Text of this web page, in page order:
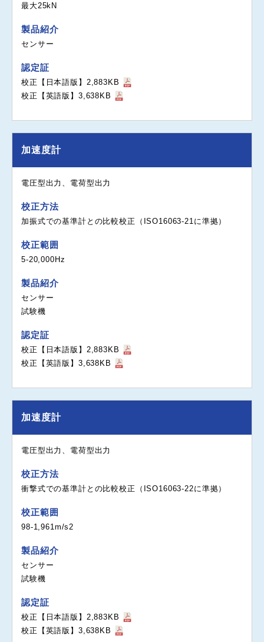
最大25kN
製品紹介
センサー
認定証
校正【日本語版】2,883KB
校正【英語版】3,638KB
加速度計
電圧型出力、電荷型出力
校正方法
加振式での基準計との比較校正（ISO16063-21に準拠）
校正範囲
5-20,000Hz
製品紹介
センサー
試験機
認定証
校正【日本語版】2,883KB
校正【英語版】3,638KB
加速度計
電圧型出力、電荷型出力
校正方法
衝撃式での基準計との比較校正（ISO16063-22に準拠）
校正範囲
98-1,961m/s2
製品紹介
センサー
試験機
認定証
校正【日本語版】2,883KB
校正【英語版】3,638KB